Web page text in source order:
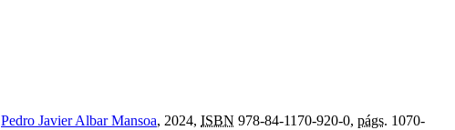
Pedro Javier Albar Mansoa, 2024, ISBN 978-84-1170-920-0, págs. 1070-